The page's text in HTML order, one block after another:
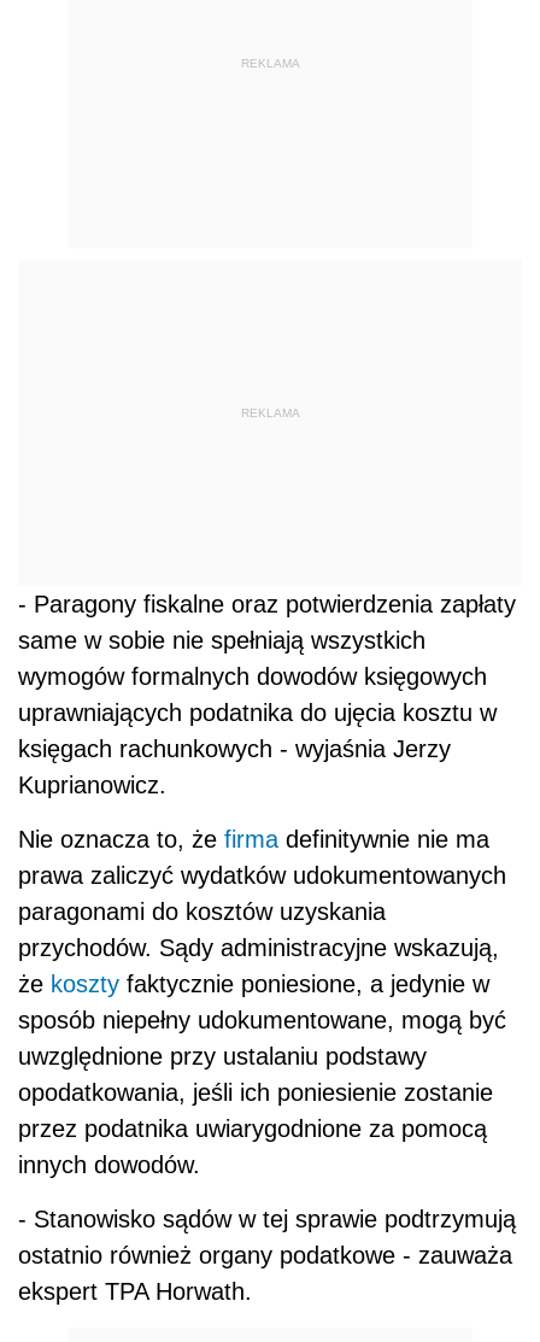
REKLAMA
REKLAMA
- Paragony fiskalne oraz potwierdzenia zapłaty
same w sobie nie spełniają wszystkich
wymogów formalnych dowodów księgowych
uprawniających podatnika do ujęcia kosztu w
księgach rachunkowych - wyjaśnia Jerzy
Kuprianowicz.
Nie oznacza to, że firma definitywnie nie ma
prawa zaliczyć wydatków udokumentowanych
paragonami do kosztów uzyskania
przychodów. Sądy administracyjne wskazują,
że koszty faktycznie poniesione, a jedynie w
sposób niepełny udokumentowane, mogą być
uwzględnione przy ustalaniu podstawy
opodatkowania, jeśli ich poniesienie zostanie
przez podatnika uwiarygodnione za pomocą
innych dowodów.
- Stanowisko sądów w tej sprawie podtrzymują
ostatnio również organy podatkowe - zauważa
ekspert TPA Horwath.